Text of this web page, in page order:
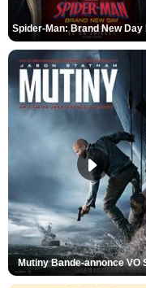
Mutiny Bande-annonce VO